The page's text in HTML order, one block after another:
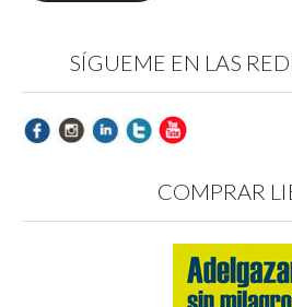
SÍGUEME EN LAS
COMPRAR